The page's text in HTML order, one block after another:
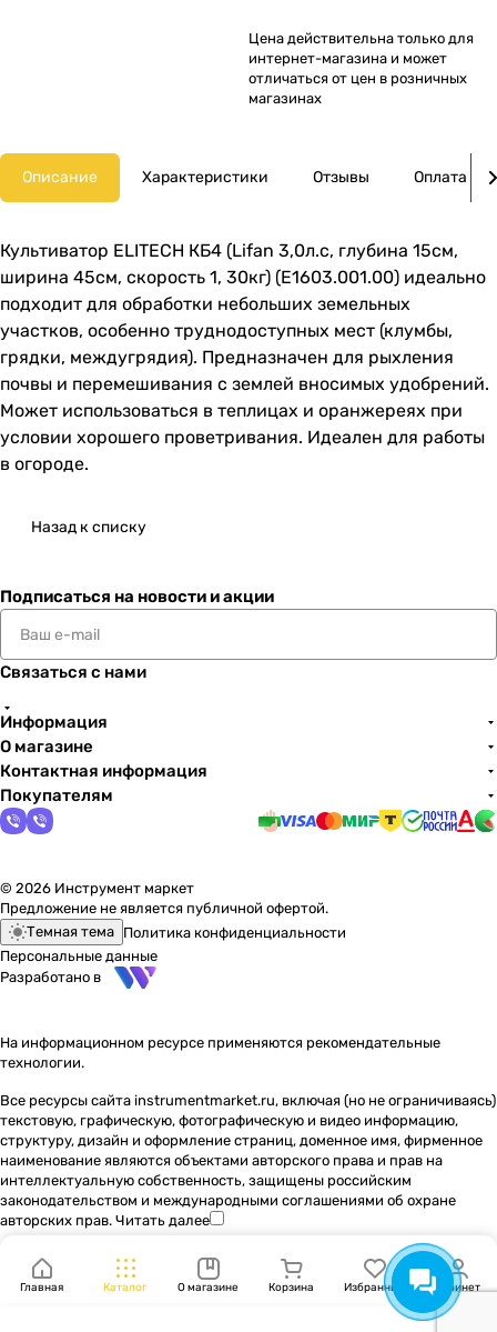
Цена действительна только для
интернет-магазина и может
отличаться от цен в розничных
магазинах
Описание Характеристики Отзывы Оплата
Культиватор ELITECH КБ4 (Lifan 3,0л.c, глубина 15см,
ширина 45см, скорость 1, 30кг) (Е1603.001.00) идеально
подходит для обработки небольших земельных
участков, особенно труднодоступных мест (клумбы,
грядки, междугрядия). Предназначен для рыхления
почвы и перемешивания с землей вносимых удобрений.
Может использоваться в теплицах и оранжереях при
условии хорошего проветривания. Идеален для работы
в огороде.
Назад к списку
Подписаться на новости и акции
Связаться с нами
Информация
О магазине
Контактная информация
Покупателям
© 2026 Инструмент маркет
Предложение не является публичной офертой.
Темная тема Политика конфиденциальности
Персональные данные
Разработано в
На информационном ресурсе применяются рекомендательные
технологии.
Все ресурсы сайта instrumentmarket.ru, включая (но не ограничиваясь)
текстовую, графическую, фотографическую и видео информацию,
структуру, дизайн и оформление страниц, доменное имя, фирменное
наименование являются объектами авторского права и прав на
интеллектуальную собственность, защищены российским
законодательством и международными соглашениями об охране
авторских прав. Читать далее
Главная Каталог О магазине Корзина Избранные Кабинет